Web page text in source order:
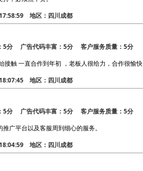
地区：四川成都
5分 广告代码丰富：5分 客户服务质量：5分
接触 一直合作到年初 ，老板人很给力，合作很愉快
地区：四川成都
5分 广告代码丰富：5分 客户服务质量：5分
广平台以及客服周到细心的服务。
地区：四川成都